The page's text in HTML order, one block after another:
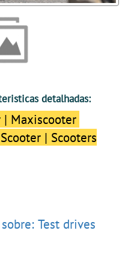
detalhadas:
| Maxiscooter
| Scooters
Test drives